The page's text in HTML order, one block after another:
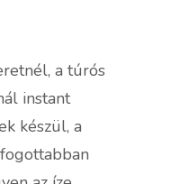
a túrós
instant
készül, a